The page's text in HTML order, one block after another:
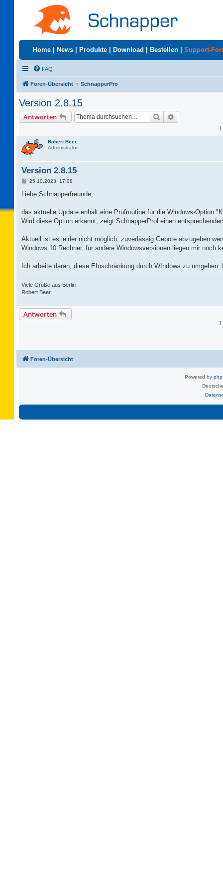
Home News Produkte Download Bestellen Support-
FAQ
Foren-Übersicht SchnapperPro
Version 2.8.15
Antworten Suche
Robert Beer
Administrator
Version 2.8.15
B
i
a
25.10.2023, 17:08
Liebe Schnapperfreunde,
das aktuelle Update enhält eine Prüfroutine für die Windows-Option
Wird diese Option erkannt, zeigt SchnapperProl einen
Aktuell ist es leider nicht möglich, zuverlässig Gebote abzugeben
Windows 10 Rechner, für andere Windowsversionen liegen mir noch
Ich arbeite daran, diese EInschränkung durch WIndows zu
Viele Grüße aus Berlin
Robert Beer
Antworten
Foren-Übersicht
Powered by